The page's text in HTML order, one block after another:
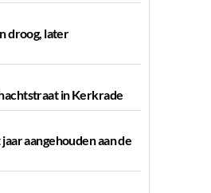
droog, later
in Kerkrade
aangehouden aan de